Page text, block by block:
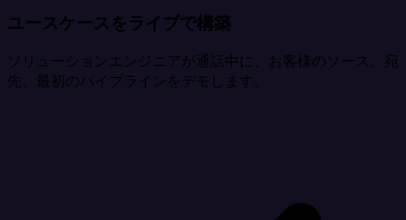
ユースケースをライブで構築
ソリューションエンジニアが通話中に、お客様のソース、宛
先、最初のパイプラインをデモします。